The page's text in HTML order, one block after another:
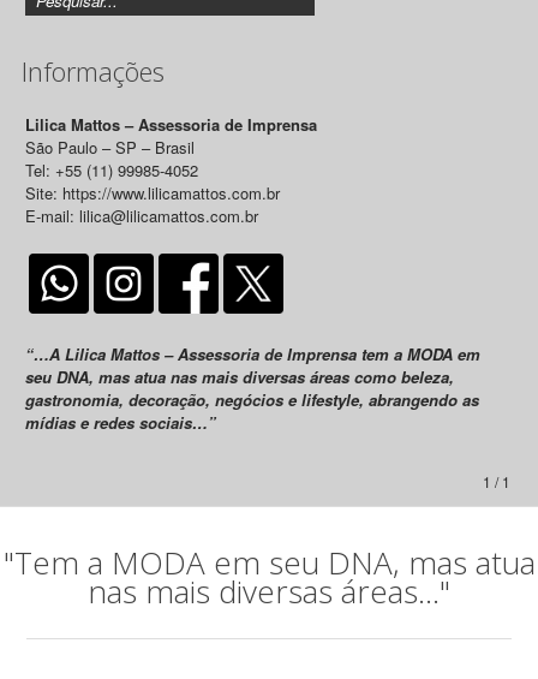
Informações
Lilica Mattos – Assessoria de Imprensa
São Paulo – SP – Brasil
Tel: +55 (11) 99985-4052
Site: https://www.lilicamattos.com.br
E-mail: lilica@lilicamattos.com.br
“…A Lilica Mattos – Assessoria de Imprensa tem a MODA em
seu DNA, mas atua nas mais diversas áreas como beleza,
gastronomia, decoração, negócios e lifestyle, abrangendo as
mídias e redes sociais…”
1 / 1
"Tem a MODA em seu DNA, mas atua
nas mais diversas áreas..."